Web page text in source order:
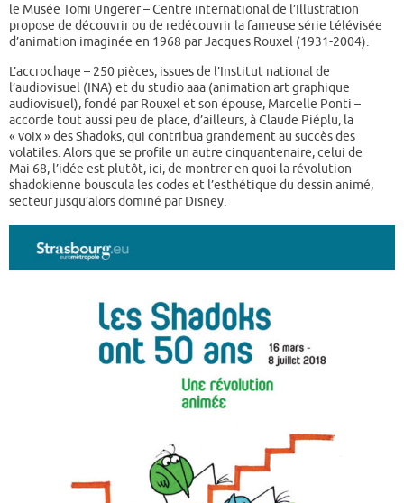
le Musée Tomi Ungerer – Centre international de l’Illustration
propose de découvrir ou de redécouvrir la fameuse série télévisée
d’animation imaginée en 1968 par Jacques Rouxel (1931-2004).
L’accrochage – 250 pièces, issues de l’Institut national de
l’audiovisuel (INA) et du studio aaa (animation art graphique
audiovisuel), fondé par Rouxel et son épouse, Marcelle Ponti –
accorde tout aussi peu de place, d’ailleurs, à Claude Piéplu, la
« voix » des Shadoks, qui contribua grandement au succès des
volatiles. Alors que se profile un autre cinquantenaire, celui de
Mai 68, l’idée est plutôt, ici, de montrer en quoi la révolution
shadokienne bouscula les codes et l’esthétique du dessin animé,
secteur jusqu’alors dominé par Disney.